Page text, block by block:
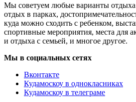
Мы советуем любые варианты
отдых в парках,
куда можно сходить с ребенком,
спортивные мероприятия, места для
и отдыха с семьей, и многое другое.
Мы в социальных сетях
Вконтакте
Кудамоскоу в однокласниках
Кудамоскоу в телеграме